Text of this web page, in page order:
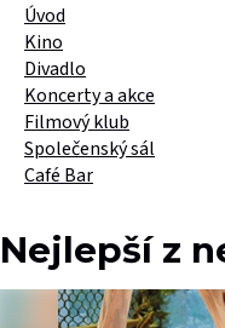
Úvod
Kino
Divadlo
Koncerty a akce
Filmový klub
Společenský sál
Café Bar
Nejlepší z